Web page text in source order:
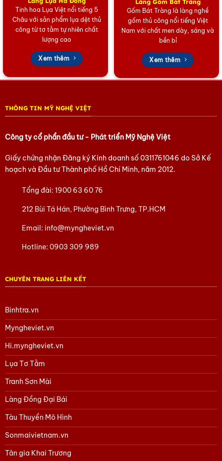
Ứng dụng đa dạng: Trang trí và quà tặng đối
ngoại
Tác phẩm là điểm nhấn tuyệt vời cho phòng khách
hiện đại. Nó mang lại sự ấm cúng và đẳng cấp cho
không gian sống. Ngoài ra, đây là món quà ý nghĩa
dành tặng người thân. Đặc biệt, du khách quốc tế
châu.
Tại sao nên sở hữu tranh sơn mài của chúng tôi?
Chúng tôi tự hào cung cấp các sản phẩm
mài đạt chuẩn chất lượng. Tác phẩm được chế tác bởi
nghệ nhân tâm huyết từ các làng nghề. Hãy sở hữu
ngay bứctranh sơn mài vẽ Chùa Cầu
Liên hệ hotline để được tư vấn bộ sưu tập tranh sơn
Tinh hoa Lụa Việt nổi tiếng 5
Châu với sản phẩm lụa dệt thủ
công từ tơ tằm tự nhiên chất
lượng cao
Xem thêm
Làng Gốm Bát Tràng
Gốm Bát Tràng là làng nghề
gốm thủ công nổi tiếng Việt
Nam với chất men dày, sáng và
bền bỉ
Xem thêm
THÔNG TIN MỸ NGHỆ VIỆT
Công ty cổ phẩn đầu tư - Phát triển Mỹ Nghệ Việt
Giấy chứng nhận Đăng ký Kinh doanh số0311761046 do Sở Kế
hoạch và Đầu tư Thành phố Hồ Chí Minh, năm 2012.
Tổng đài:1900 63 60 76
212 Bùi Tá Hán, Phường Bình Trưng, TP.HCM
Email: info@myngheviet.vn
Hotline:0903 309 989
CHUYÊN TRANG LIÊN KẾT
Binhtra.vn
Myngheviet.vn
Hi.myngheviet.vn
Lụa Tơ Tằm
Tranh Sơn Mài
Làng Đồng Đại Bái
Tàu Thuyền Mô Hình
Sonmaivietnam.vn
Tân gia Khai Trương